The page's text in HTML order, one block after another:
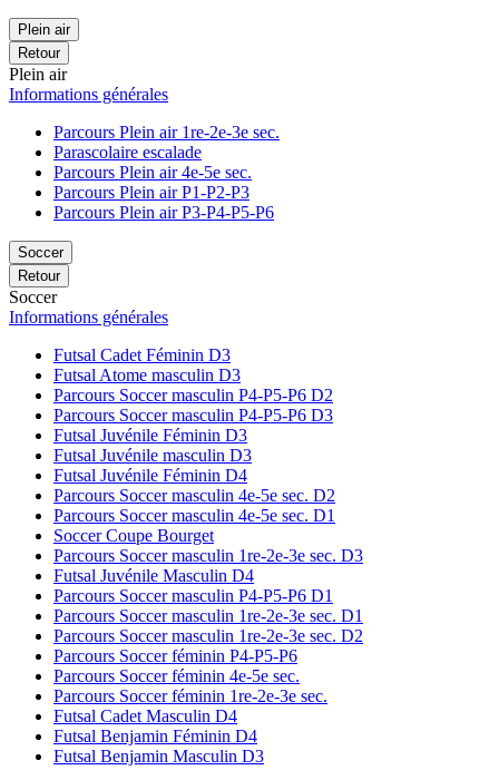
Plein air
Retour
Plein air
Informations générales
Parcours Plein air 1re-2e-3e sec.
Parascolaire escalade
Parcours Plein air 4e-5e sec.
Parcours Plein air P1-P2-P3
Parcours Plein air P3-P4-P5-P6
Soccer
Retour
Soccer
Informations générales
Futsal Cadet Féminin D3
Futsal Atome masculin D3
Parcours Soccer masculin P4-P5-P6 D2
Parcours Soccer masculin P4-P5-P6 D3
Futsal Juvénile Féminin D3
Futsal Juvénile masculin D3
Futsal Juvénile Féminin D4
Parcours Soccer masculin 4e-5e sec. D2
Parcours Soccer masculin 4e-5e sec. D1
Soccer Coupe Bourget
Parcours Soccer masculin 1re-2e-3e sec. D3
Futsal Juvénile Masculin D4
Parcours Soccer masculin P4-P5-P6 D1
Parcours Soccer masculin 1re-2e-3e sec. D1
Parcours Soccer masculin 1re-2e-3e sec. D2
Parcours Soccer féminin P4-P5-P6
Parcours Soccer féminin 4e-5e sec.
Parcours Soccer féminin 1re-2e-3e sec.
Futsal Cadet Masculin D4
Futsal Benjamin Féminin D4
Futsal Benjamin Masculin D3